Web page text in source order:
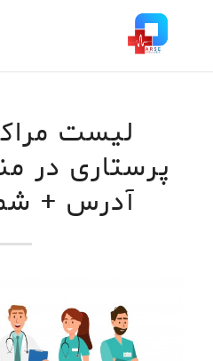
لیست
پرستاری در
آدرس +